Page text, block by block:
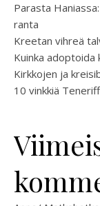
Parasta
ranta
Kreetan vihreä
Kuinka adoptoida
Kirkkojen ja
10 vinkkiä